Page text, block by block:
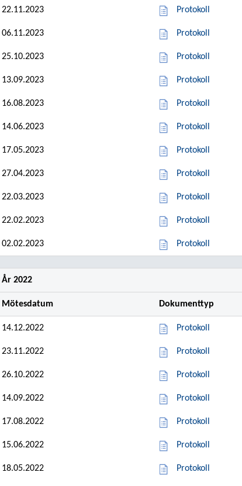
22.11.2023 Protokoll
06.11.2023 Protokoll
25.10.2023 Protokoll
13.09.2023 Protokoll
16.08.2023 Protokoll
14.06.2023 Protokoll
17.05.2023 Protokoll
27.04.2023 Protokoll
22.03.2023 Protokoll
22.02.2023 Protokoll
02.02.2023 Protokoll
År 2022
Mötesdatum Dokumenttyp
14.12.2022 Protokoll
23.11.2022 Protokoll
26.10.2022 Protokoll
14.09.2022 Protokoll
17.08.2022 Protokoll
15.06.2022 Protokoll
18.05.2022 Protokoll